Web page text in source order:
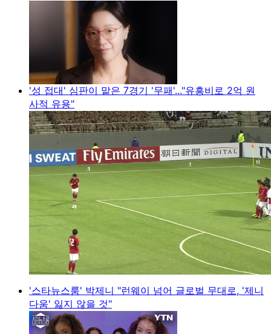
'성 접대' 심판이 맡은 7경기 '무패'..."유흥비로 2억 원
사적 유용"
'스타뉴스룸' 박제니 "런웨이 넘어 글로벌 무대로, '제니
다움' 잃지 않을 것"